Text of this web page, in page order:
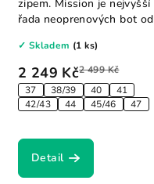
2 249 Kč2 499 Kč
37
38/39 40
41
42/43
44 45/46 47
✓ Skladem (1 ks)
Detail
zipem. Mission je nejvyšší
řada neoprenových bot od